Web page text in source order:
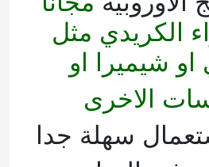
الكريدي مثل
شيميرا او